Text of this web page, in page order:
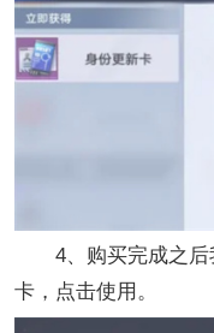
4、购买完成之后
卡，点击使用。